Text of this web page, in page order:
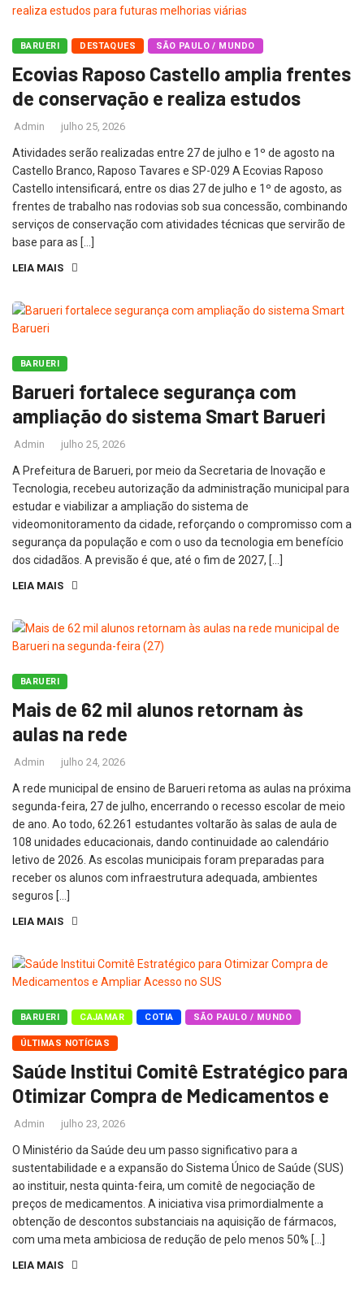
BARUERI DESTAQUES SÃO PAULO / MUNDO
Ecovias Raposo Castello amplia frentes
de conservação e realiza estudos
Admin julho 25, 2026
Atividades serão realizadas entre 27 de julho e 1º de agosto na
Castello Branco, Raposo Tavares e SP-029 A Ecovias Raposo
Castello intensificará, entre os dias 27 de julho e 1º de agosto, as
frentes de trabalho nas rodovias sob sua concessão, combinando
serviços de conservação com atividades técnicas que servirão de
base para as […]
LEIA MAIS
BARUERI
Barueri fortalece segurança com
ampliação do sistema Smart Barueri
Admin julho 25, 2026
A Prefeitura de Barueri, por meio da Secretaria de Inovação e
Tecnologia, recebeu autorização da administração municipal para
estudar e viabilizar a ampliação do sistema de
videomonitoramento da cidade, reforçando o compromisso com a
segurança da população e com o uso da tecnologia em benefício
dos cidadãos. A previsão é que, até o fim de 2027, […]
LEIA MAIS
BARUERI
Mais de 62 mil alunos retornam às
aulas na rede
Admin julho 24, 2026
A rede municipal de ensino de Barueri retoma as aulas na próxima
segunda-feira, 27 de julho, encerrando o recesso escolar de meio
de ano. Ao todo, 62.261 estudantes voltarão às salas de aula de
108 unidades educacionais, dando continuidade ao calendário
letivo de 2026. As escolas municipais foram preparadas para
receber os alunos com infraestrutura adequada, ambientes
seguros […]
LEIA MAIS
BARUERI CAJAMAR COTIA SÃO PAULO / MUNDO
ÚLTIMAS NOTÍCIAS
Saúde Institui Comitê Estratégico para
Otimizar Compra de Medicamentos e
Admin julho 23, 2026
O Ministério da Saúde deu um passo significativo para a
sustentabilidade e a expansão do Sistema Único de Saúde (SUS)
ao instituir, nesta quinta-feira, um comitê de negociação de
preços de medicamentos. A iniciativa visa primordialmente a
obtenção de descontos substanciais na aquisição de fármacos,
com uma meta ambiciosa de redução de pelo menos 50% […]
LEIA MAIS